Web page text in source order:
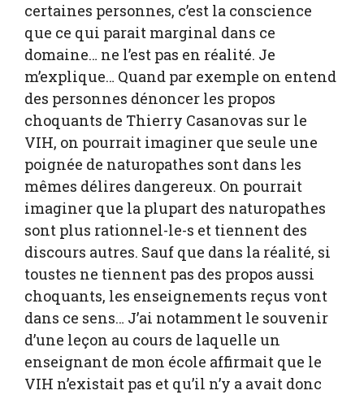
certaines personnes, c’est la conscience
que ce qui parait marginal dans ce
domaine… ne l’est pas en réalité. Je
m’explique… Quand par exemple on entend
des personnes dénoncer les propos
choquants de Thierry Casanovas sur le
VIH, on pourrait imaginer que seule une
poignée de naturopathes sont dans les
mêmes délires dangereux. On pourrait
imaginer que la plupart des naturopathes
sont plus rationnel-le-s et tiennent des
discours autres. Sauf que dans la réalité, si
toustes ne tiennent pas des propos aussi
choquants, les enseignements reçus vont
dans ce sens… J’ai notamment le souvenir
d’une leçon au cours de laquelle un
enseignant de mon école affirmait que le
VIH n’existait pas et qu’il n’y a avait donc